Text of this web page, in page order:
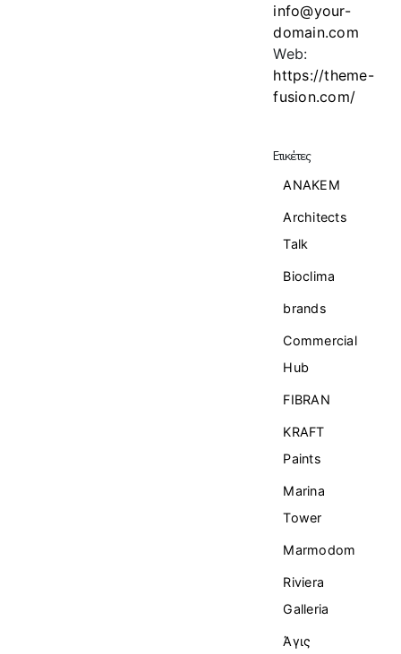
info@your-
domain.com
Web:
https://theme-
fusion.com/
Ετικέτες
ANAKEM
Architects
Talk
Bioclima
brands
Commercial
Ηub
FIBRAN
KRAFT
Paints
Marina
Tower
Marmodom
Riviera
Galleria
Άγις